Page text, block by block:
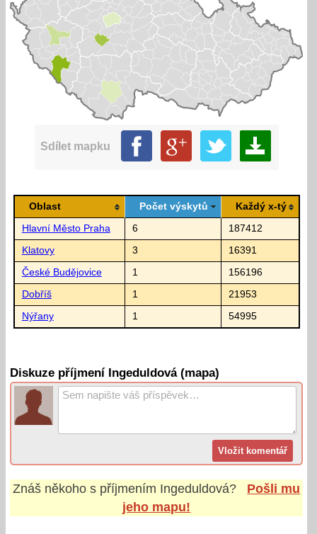
Sdílet mapku
Oblast Počet výskytů Každý x-tý
Hlavní Město Praha 6 187412
Klatovy 3 16391
České Budějovice 1 156196
Dobříš 1 21953
Nýřany 1 54995
Diskuze příjmení Ingeduldová (mapa)
Znáš někoho s příjmením Ingeduldová?
Pošli mu
jeho mapu!